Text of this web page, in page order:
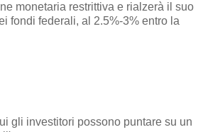
monetaria restrittiva e rialzerà il suo
fondi federali, al 2.5%-3% entro la
gli investitori possono puntare su un